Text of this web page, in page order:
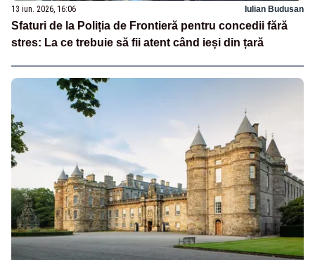
13 iun. 2026, 16:06 Iulian Budusan
Sfaturi de la Poliția de Frontieră pentru concedii fără
stres: La ce trebuie să fii atent când ieși din țară